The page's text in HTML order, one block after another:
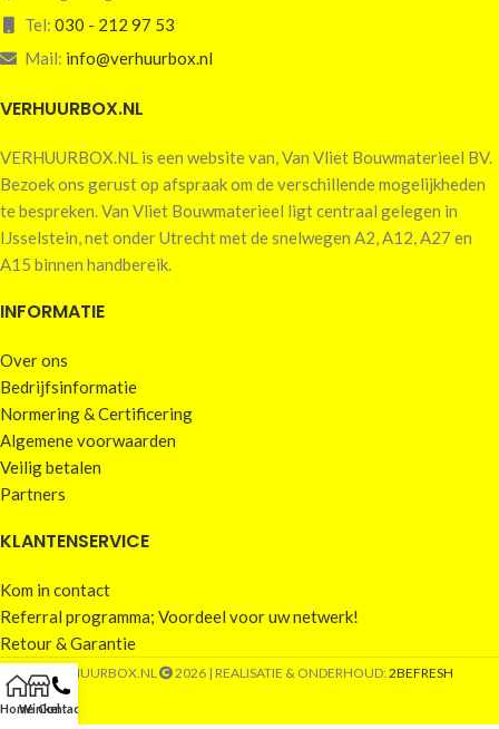
Tel: 030 - 212 97 53
Mail: info@verhuurbox.nl
VERHUURBOX.NL
VERHUURBOX.NL is een website van, Van Vliet Bouwmaterieel BV.
Bezoek ons gerust op afspraak om de verschillende mogelijkheden
te bespreken. Van Vliet Bouwmaterieel ligt centraal gelegen in
IJsselstein, net onder Utrecht met de snelwegen A2, A12, A27 en
A15 binnen handbereik.
INFORMATIE
Over ons
Bedrijfsinformatie
Normering & Certificering
Algemene voorwaarden
Veilig betalen
Partners
KLANTENSERVICE
Kom in contact
Referral programma; Voordeel voor uw netwerk!
Retour & Garantie
VERHUURBOX.NL 2026 | REALISATIE & ONDERHOUD: 2BEFRESH
HomeWinkelContact